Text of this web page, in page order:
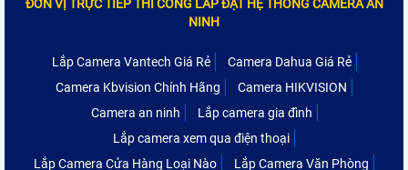
ĐƠN VỊ TRỰC TIẾP THI CÔNG LẮP ĐẶT HỆ THỐNG CAMERA AN
NINH
Lắp Camera Vantech Giá Rẻ
Camera Dahua Giá Rẻ
Camera Kbvision Chính Hãng
Camera HIKVISION
Camera an ninh
Lắp camera gia đình
Lắp camera xem qua điện thoại
Lắp Camera Cửa Hàng Loại Nào
Lắp Camera Văn Phòng